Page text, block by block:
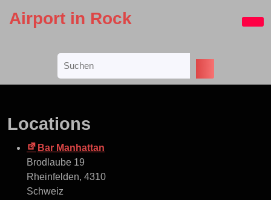
Airport in Rock
Locations
Bar Manhattan
Brodlaube 19
Rheinfelden, 4310
Schweiz